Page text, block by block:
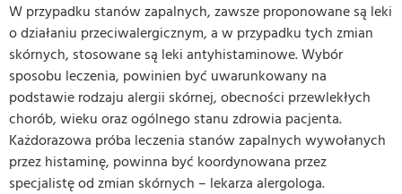
W przypadku stanów zapalnych, zawsze proponowane są leki
o działaniu przeciwalergicznym, a w przypadku tych zmian
skórnych, stosowane są leki antyhistaminowe. Wybór
sposobu leczenia, powinien być uwarunkowany na
podstawie rodzaju alergii skórnej, obecności przewlekłych
chorób, wieku oraz ogólnego stanu zdrowia pacjenta.
Każdorazowa próba leczenia stanów zapalnych wywołanych
przez histaminę, powinna być koordynowana przez
specjalistę od zmian skórnych – lekarza alergologa.